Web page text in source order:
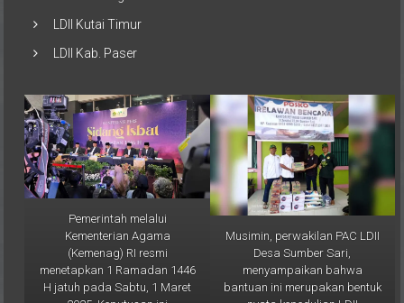
LDII Kutai Timur
Pemerintah melalui
Kementerian Agama
(Kemenag) RI resmi
menetapkan 1 Ramadan 1446
H jatuh pada Sabtu, 1 Maret
2025. Keputusan ini
Musimin, perwakilan PAC LDII
Desa Sumber Sari,
menyampaikan bahwa
bantuan ini merupakan bentuk
nyata kepedulian LDII